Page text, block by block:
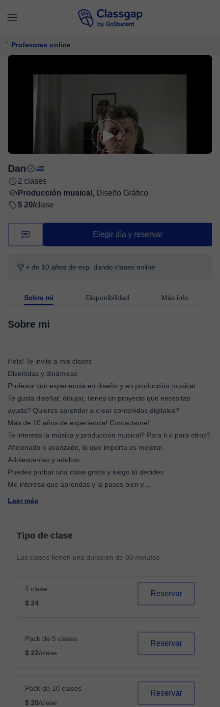
Profesores online
Dan
2 clases
Producción musical, Diseño Gráfico
$ 20/clase
Elegir día y reservar
+ de 10 años de exp. dando clases online
Sobre mi Disponibilidad Más info
Sobre mi
Hola! Te invito a mis clases
Divertidas y dinámicas
Profesor con experiencia en diseño y en producción musical
Te gusta diseñar, dibujar, tienes un proyecto que necesitas
ayuda? Quieres aprender a crear contenidos digitales?
Más de 10 años de experiencia! Contactame!
Te interesa la música y producción musical? Para ti o para otros?
Aficionado o avanzado, lo que importa es mejorar.
Adolescentes y adultos
Puedes probar una clase gratis y luego tú decides
Me interesa que aprendas y la pases bien y
Leer más
Tipo de clase
Las clases tienen una duración de 60 minutos
1 clase
$ 24
Reservar
Pack de 5 clases
$ 22/clase
Reservar
Pack de 10 clases
$ 20/clase
Reservar